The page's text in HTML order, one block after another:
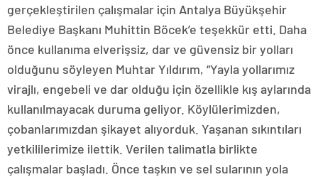
gerçekleştirilen çalışmalar için Antalya Büyükşehir
Belediye Başkanı Muhittin Böcek’e teşekkür etti. Daha
önce kullanıma elverişsiz, dar ve güvensiz bir yolları
olduğunu söyleyen Muhtar Yıldırım, “Yayla yollarımız
virajlı, engebeli ve dar olduğu için özellikle kış aylarında
kullanılmayacak duruma geliyor. Köylülerimizden,
çobanlarımızdan şikayet alıyorduk. Yaşanan sıkıntıları
yetkililerimize ilettik. Verilen talimatla birlikte
çalışmalar başladı. Önce taşkın ve sel sularının yola